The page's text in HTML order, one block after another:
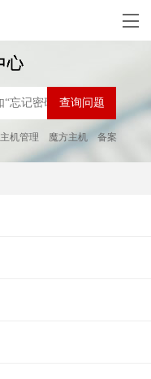
主机管理 魔方主机 备案